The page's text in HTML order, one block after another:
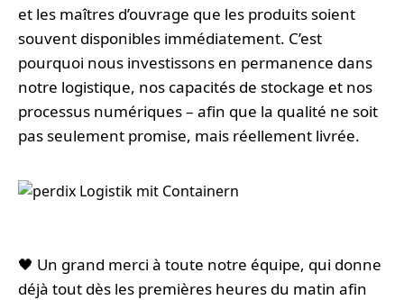
et les maîtres d’ouvrage que les produits soient
souvent disponibles immédiatement. C’est
pourquoi nous investissons en permanence dans
notre logistique, nos capacités de stockage et nos
processus numériques – afin que la qualité ne soit
pas seulement promise, mais réellement livrée.
🖤 Un grand merci à toute notre équipe, qui donne
déjà tout dès les premières heures du matin afin